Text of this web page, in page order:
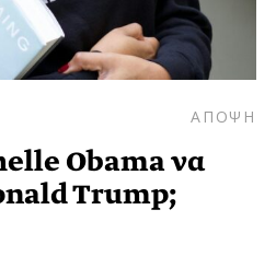
ΑΠΟΨΗ
Obama να
Trump;